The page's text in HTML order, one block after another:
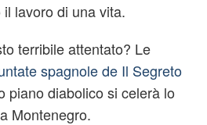
lavoro di una vita.
terribile attentato? Le
spagnole de Il Segreto
piano diabolico si celerà lo
Montenegro.